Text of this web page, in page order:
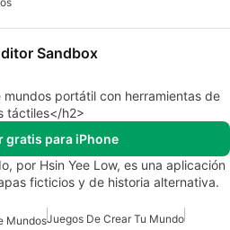
Sandbox
mundos portátil con herramientas de
táctiles</h2>
gratis para iPhone
por Hsin Yee Low, es una aplicación
ficticios y de historia alternativa.
MundosJuegos De Crear Tu Mundo